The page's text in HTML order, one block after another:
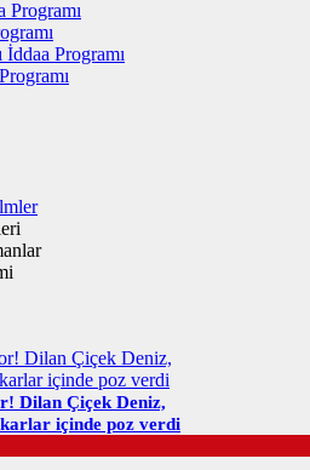
Programı
Programı
Dilan Çiçek Deniz,
içinde poz verdi